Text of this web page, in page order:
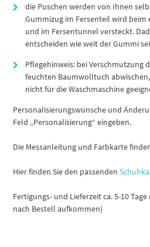
die Puschen werden von Ihnen
Gummizug im Fersenteil wird
und im Fersentunnel versteckt.
entscheiden wie weit der Gummi
Pflegehinweis: bei Verschmutzung
feuchten Baumwolltuch
nicht für die Waschmaschine
Personalisierungswünsche und
Feld „Personalisierung“ eingeben.
Die Messanleitung und Farbkarte
Hier finden Sie den passenden
Fertigungs- und Lieferzeit ca. 5-10
nach Bestell aufkommen)